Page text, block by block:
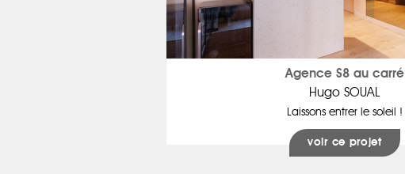
Agence S8 au carré
Hugo SOUAL
Laissons entrer le soleil !
voir ce projet